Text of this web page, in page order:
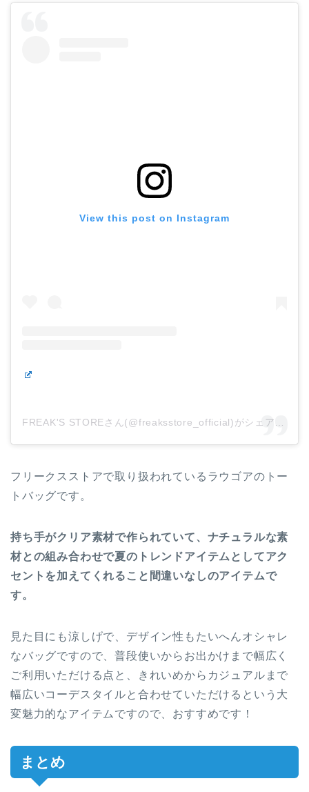
View this post on Instagram
フリークスストアで取り扱われているラウゴアのトー
トバッグです。
持ち手がクリア素材で作られていて、ナチュラルな素
材との組み合わせで夏のトレンドアイテムとしてアク
セントを加えてくれること間違いなしのアイテムで
す。
見た目にも涼しげで、デザイン性もたいへんオシャレ
なバッグですので、普段使いからお出かけまで幅広く
ご利用いただける点と、きれいめからカジュアルまで
幅広いコーデスタイルと合わせていただけるという大
変魅力的なアイテムですので、おすすめです！
まとめ